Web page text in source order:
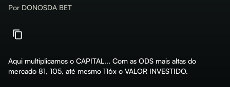
Por DONOSDA BET
Aqui multiplicamos o CAPITAL... Com as ODS mais altas do
mercado 81, 105, até mesmo 116x o VALOR INVESTIDO.